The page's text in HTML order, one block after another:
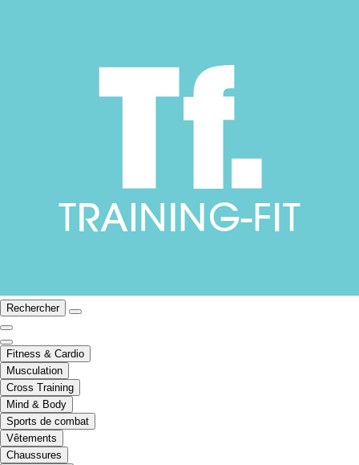
Rechercher
Fitness & Cardio
Musculation
Cross Training
Mind & Body
Sports de combat
Vêtements
Chaussures